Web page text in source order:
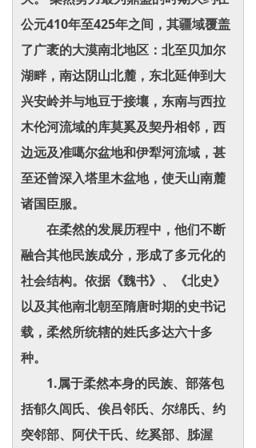
公元410年至425年之间，其疆域覆盖
了广袤的大漠南北地区：北至贝加尔
湖畔，南达阴山北麓，东北延伸到大
兴安岭并与地豆于接壤，东南与西拉
木伦河流域的库莫奚及契丹相邻，西
边远及准噶尔盆地和伊犁河流域，甚
至还曾深入塔里木盆地，使天山南麓
诸国臣服。
在柔然的发展历程中，他们不断
融合其他民族成分，形成了多元化的
社会结构。依据《魏书》、《北史》
以及其他南北朝至隋唐时期的史书记
载，柔然所统辖的姓氏多达六十多
种。
1.属于柔然本身的民族、部落包
括郁久闾氏、俟吕邻氏、尔绵氏、约
突邻部、阿伏干氏、纥奚部、胏渥